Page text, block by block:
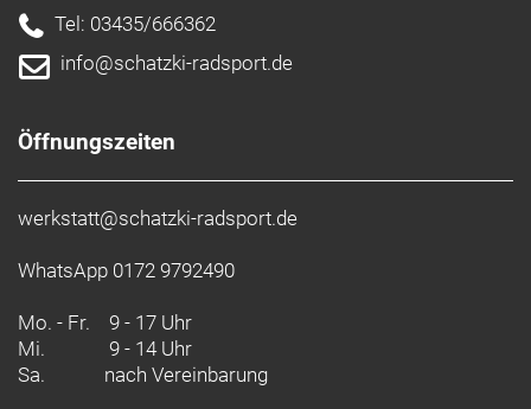
Tel: 03435/666362
info@schatzki-radsport.de
Öffnungszeiten
werkstatt@schatzki-radsport.de
WhatsApp 0172 9792490
Mo. - Fr. 9 - 17 Uhr
Mi.
9 - 14 Uhr
Sa.
nach Vereinbarung